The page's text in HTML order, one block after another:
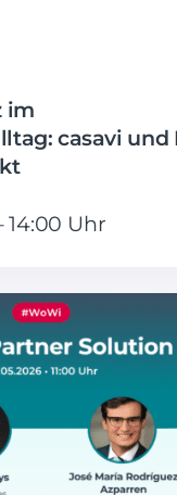
im
casavi und
14:00 Uhr